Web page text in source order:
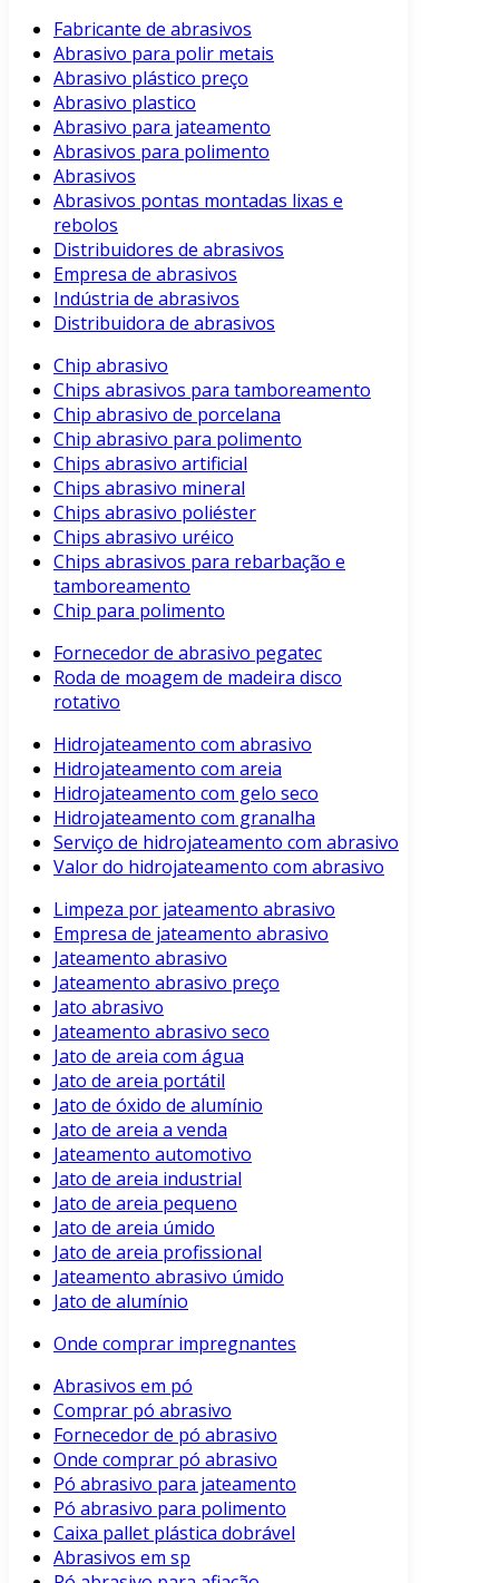
Fabricante de abrasivos
Abrasivo para polir metais
Abrasivo plástico preço
Abrasivo plastico
Abrasivo para jateamento
Abrasivos para polimento
Abrasivos
Abrasivos pontas montadas lixas e
rebolos
Distribuidores de abrasivos
Empresa de abrasivos
Indústria de abrasivos
Distribuidora de abrasivos
Chip abrasivo
Chips abrasivos para tamboreamento
Chip abrasivo de porcelana
Chip abrasivo para polimento
Chips abrasivo artificial
Chips abrasivo mineral
Chips abrasivo poliéster
Chips abrasivo uréico
Chips abrasivos para rebarbação e
tamboreamento
Chip para polimento
Fornecedor de abrasivo pegatec
Roda de moagem de madeira disco
rotativo
Hidrojateamento com abrasivo
Hidrojateamento com areia
Hidrojateamento com gelo seco
Hidrojateamento com granalha
Serviço de hidrojateamento com abrasivo
Valor do hidrojateamento com abrasivo
Limpeza por jateamento abrasivo
Empresa de jateamento abrasivo
Jateamento abrasivo
Jateamento abrasivo preço
Jato abrasivo
Jateamento abrasivo seco
Jato de areia com água
Jato de areia portátil
Jato de óxido de alumínio
Jato de areia a venda
Jateamento automotivo
Jato de areia industrial
Jato de areia pequeno
Jato de areia úmido
Jato de areia profissional
Jateamento abrasivo úmido
Jato de alumínio
Onde comprar impregnantes
Abrasivos em pó
Comprar pó abrasivo
Fornecedor de pó abrasivo
Onde comprar pó abrasivo
Pó abrasivo para jateamento
Pó abrasivo para polimento
Caixa pallet plástica dobrável
Abrasivos em sp